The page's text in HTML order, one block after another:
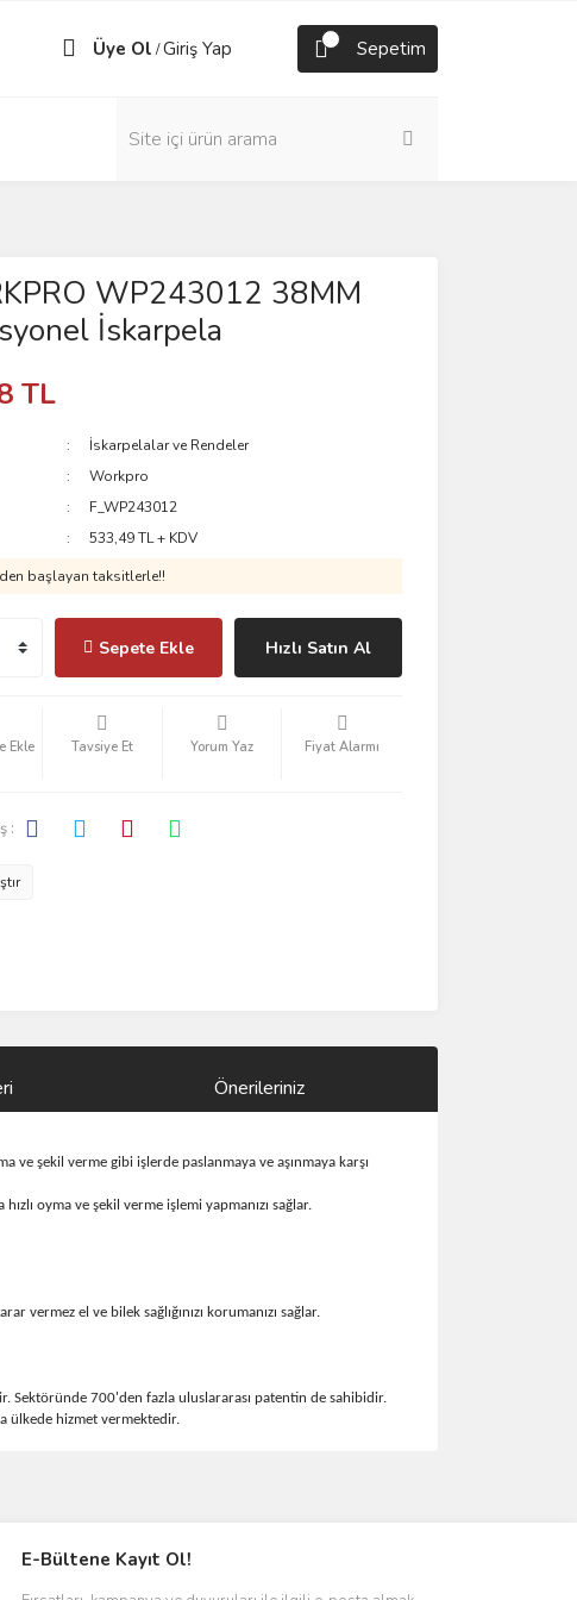
Üye Ol /Giriş Yap Sepetim
WP243012 38MM
İskarpela
TL
İskarpelalar ve Rendeler
Workpro
F_WP243012
533,49 TL + KDV
başlayan taksitlerle!!
Sepete Ekle Hızlı Satın Al
Tavsiye Et Yorum Yaz Fiyat Alarmı
:
Önerileriniz
şekil verme gibi işlerde paslanmaya ve aşınmaya karşı
oyma ve şekil verme işlemi yapmanızı sağlar.
el ve bilek sağlığınızı korumanızı sağlar.
Sektöründe 700'den fazla uluslararası patentin de sahibidir.
ülkede hizmet vermektedir.
E-Bültene Kayıt Ol!